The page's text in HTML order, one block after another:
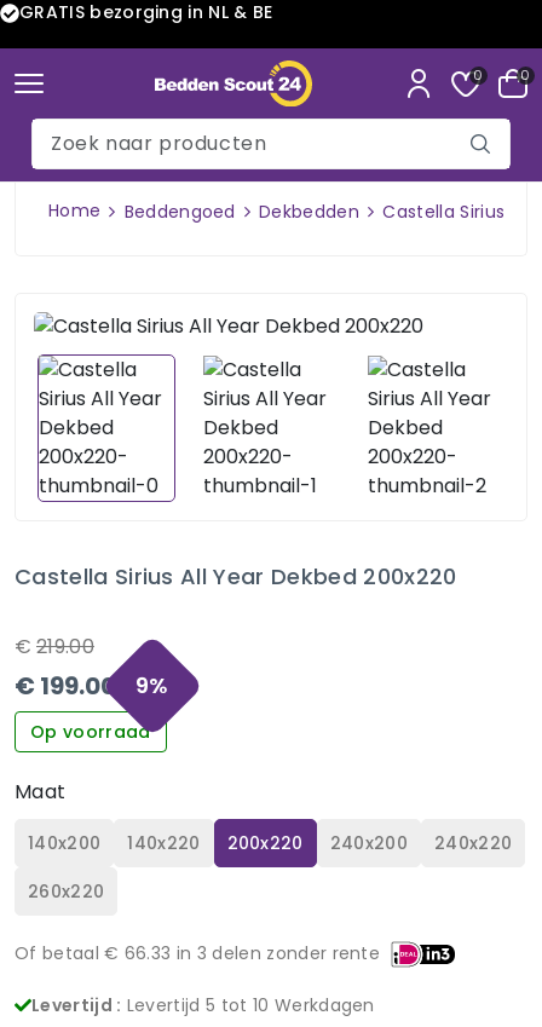
GRATIS bezorging in NL & BE
0 0
Home Beddengoed Dekbedden Castella Sirius All
Castella Sirius All Year Dekbed 200x220
€ 219.00
€ 199.00 9%
Op voorraad
Maat
140x200 140x220 200x220 240x200
240x220
260x220
Of betaal € 66.33 in 3 delen zonder rente
Levertijd : Levertijd 5 tot 10 Werkdagen